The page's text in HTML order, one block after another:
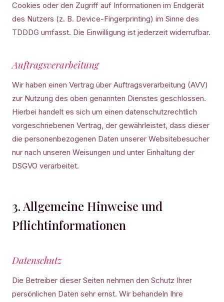
Cookies oder den Zugriff auf Informationen im Endgerät
des Nutzers (z. B. Device-Fingerprinting) im Sinne des
TDDDG umfasst. Die Einwilligung ist jederzeit widerrufbar.
Auftragsverarbeitung
Wir haben einen Vertrag über Auftragsverarbeitung (AVV)
zur Nutzung des oben genannten Dienstes geschlossen.
Hierbei handelt es sich um einen datenschutzrechtlich
vorgeschriebenen Vertrag, der gewährleistet, dass dieser
die personenbezogenen Daten unserer Websitebesucher
nur nach unseren Weisungen und unter Einhaltung der
DSGVO verarbeitet.
3. Allgemeine Hinweise und
Pflichtinformationen
Datenschutz
Die Betreiber dieser Seiten nehmen den Schutz Ihrer
persönlichen Daten sehr ernst. Wir behandeln Ihre